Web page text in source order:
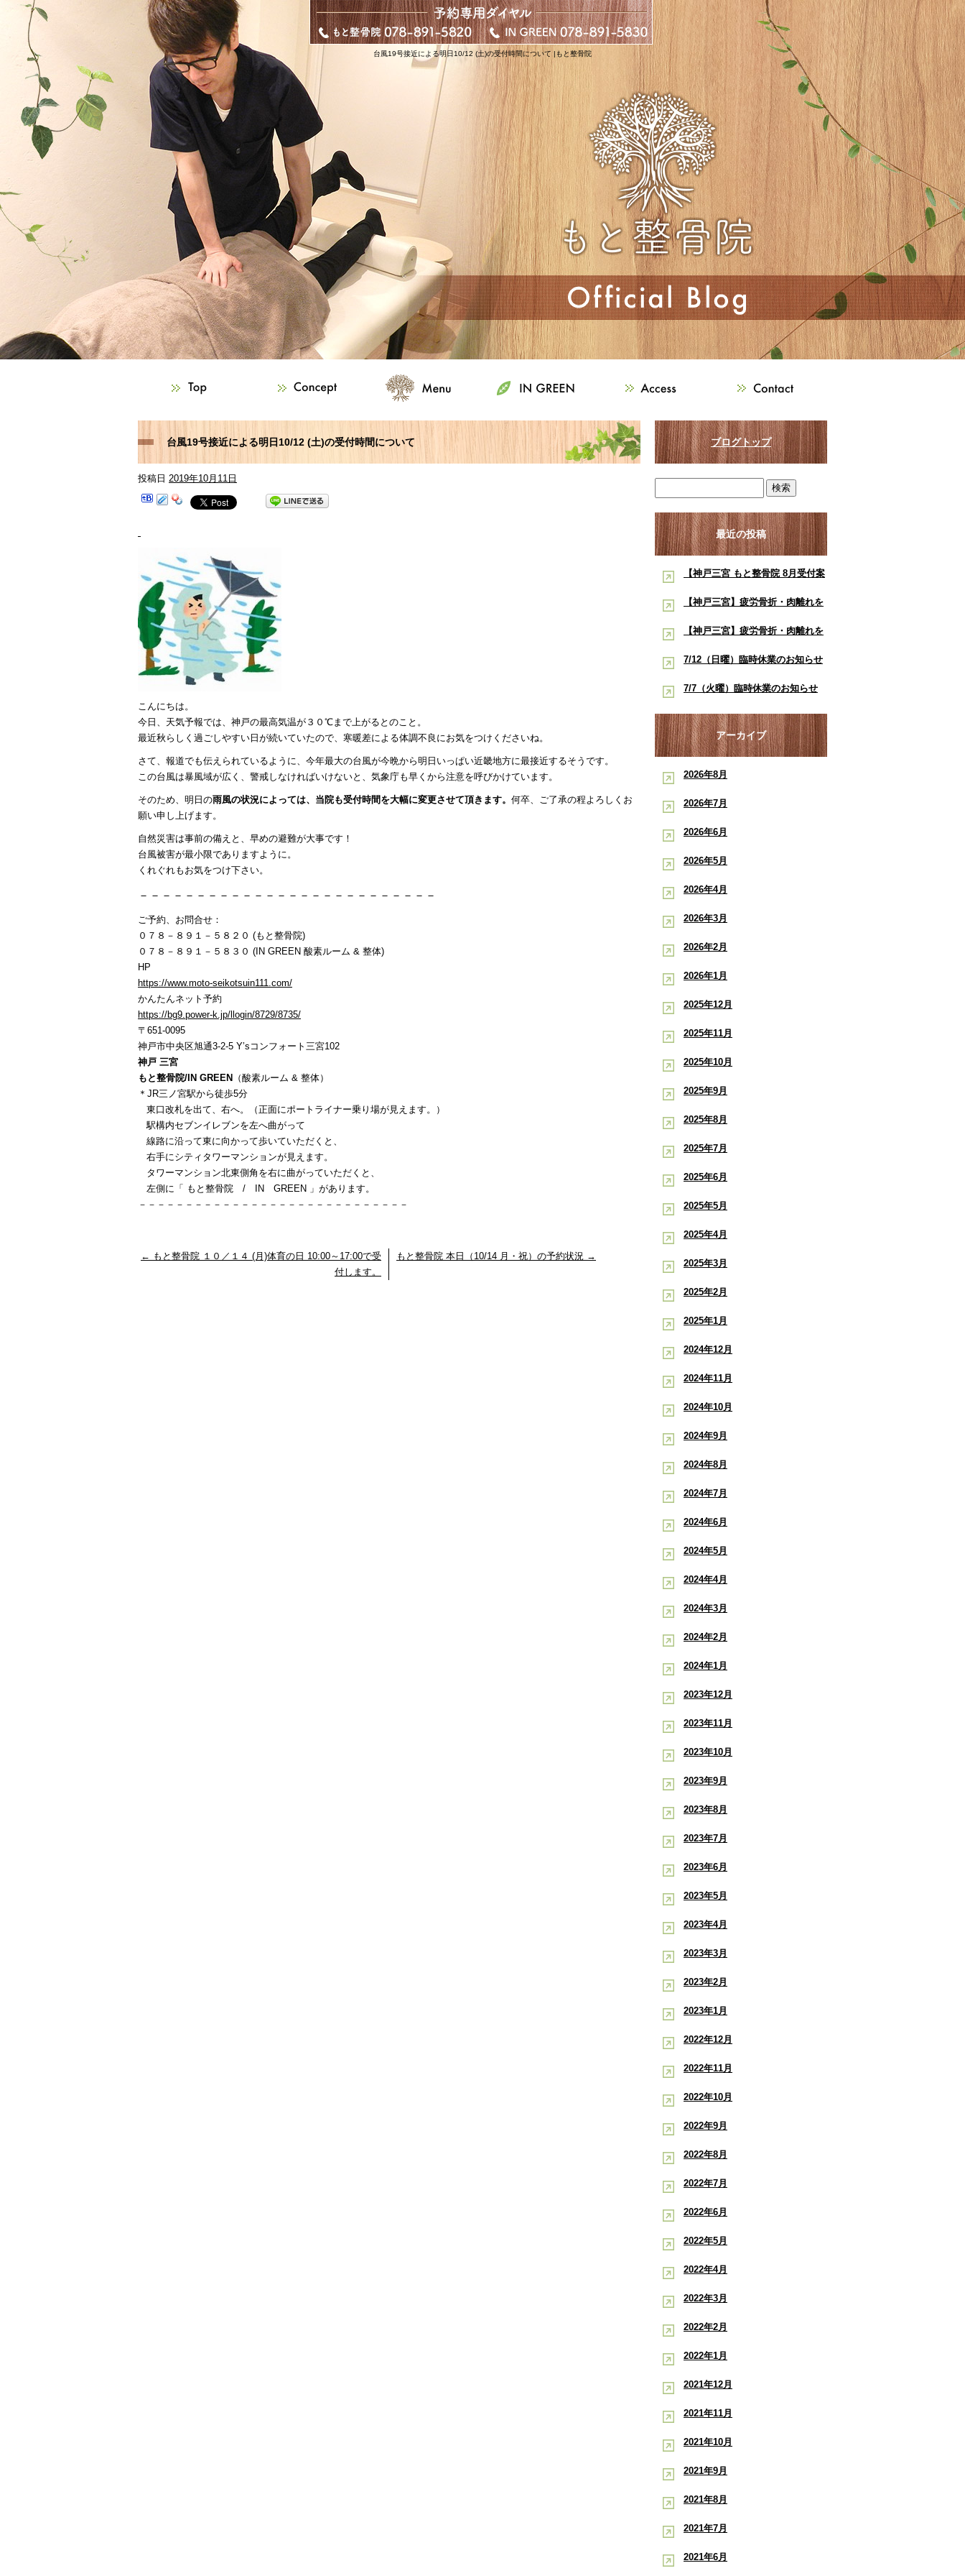
台風19号接近による明日10/12 (土)の受付時間について |もと整骨院
台風19号接近による明日10/12 (土)の受付時間について
投稿日 2019年10月11日
こんにちは。
今日、天気予報では、神戸の最高気温が３０℃まで上がるとのこと。
最近秋らしく過ごしやすい日が続いていたので、寒暖差による体調不良にお気をつけくださいね。
さて、報道でも伝えられているように、今年最大の台風が今晩から明日いっぱい近畿地方に最接近するそうです。
この台風は暴風域が広く、警戒しなければいけないと、気象庁も早くから注意を呼びかけています。
そのため、明日の雨風の状況によっては、当院も受付時間を大幅に変更させて頂きます。 何卒、ご了承の程よろしくお
願い申し上げます。
自然災害は事前の備えと、早めの避難が大事です！
台風被害が最小限でありますように。
くれぐれもお気をつけ下さい。
－－－－－－－－－－－－－－－－－－－－－－－－－－
ご予約、お問合せ：
０７８－８９１－５８２０ (もと整骨院)
０７８－８９１－５８３０ (IN GREEN 酸素ルーム & 整体)
HP
https://www.moto-seikotsuin111.com/
かんたんネット予約
https://bg9.power-k.jp/llogin/8729/8735/
〒651-0095
神戸市中央区旭通3-2-5 Y’sコンフォート三宮102
神戸 三宮
もと整骨院/IN GREEN
（酸素ルーム & 整体）
＊JR三ノ宮駅から徒歩5分
東口改札を出て、右へ。（正面にポートライナー乗り場が見えます。）
駅構内セブンイレブンを左へ曲がって
線路に沿って東に向かって歩いていただくと、
右手にシティタワーマンションが見えます。
タワーマンション北東側角を右に曲がっていただくと、
左側に「 もと整骨院 / IN GREEN 」があります。
－－－－－－－－－－－－－－－－－－－－－－－－－－－－－
← もと整骨院 １０／１４ (月)体育の日 10:00～17:00で受
付します。
もと整骨院 本日（10/14 月・祝）の予約状況 →
ブログトップ
最近の投稿
【神戸三宮 もと整骨院 8月受付案
内】8月は熱中症・交通事故・ス
ポート
【神戸三宮】疲労骨折・肉離れを
早く治したい学生アスリートへ｜
骨院
【神戸三宮】疲労骨折・肉離れを
早く治したい学生アスリートへ｜
骨院
7/12（日曜）臨時休業のお知らせ
【神戸市三宮 もと整骨院】
7/7（火曜）臨時休業のお知らせ
アーカイブ
2026年8月
2026年7月
2026年6月
2026年5月
2026年4月
2026年3月
2026年2月
2026年1月
2025年12月
2025年11月
2025年10月
2025年9月
2025年8月
2025年7月
2025年6月
2025年5月
2025年4月
2025年3月
2025年2月
2025年1月
2024年12月
2024年11月
2024年10月
2024年9月
2024年8月
2024年7月
2024年6月
2024年5月
2024年4月
2024年3月
2024年2月
2024年1月
2023年12月
2023年11月
2023年10月
2023年9月
2023年8月
2023年7月
2023年6月
2023年5月
2023年4月
2023年3月
2023年2月
2023年1月
2022年12月
2022年11月
2022年10月
2022年9月
2022年8月
2022年7月
2022年6月
2022年5月
2022年4月
2022年3月
2022年2月
2022年1月
2021年12月
2021年11月
2021年10月
2021年9月
2021年8月
2021年7月
2021年6月